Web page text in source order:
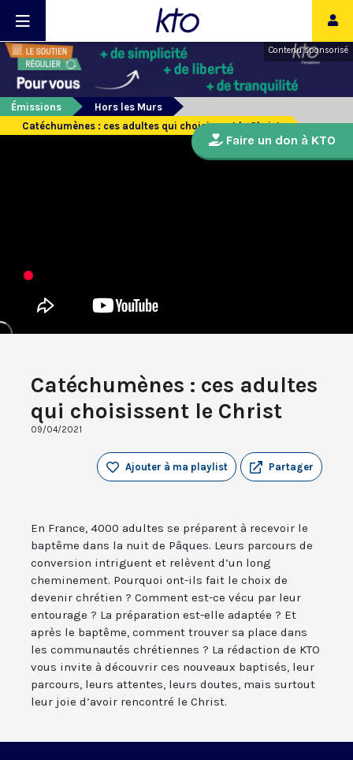
Contenu sponsorisé
Émissions
Hors les Murs
Catéchumènes : ces adultes qui choisissent le Christ
Catéchumènes : ces adultes
qui choisissent le Christ
09/04/2021
Partager
Ajouter à ma playlist
En France, 4000 adultes se préparent à recevoir le
baptême dans la nuit de Pâques. Leurs parcours de
conversion intriguent et relèvent d’un long
cheminement. Pourquoi ont-ils fait le choix de
devenir chrétien ? Comment est-ce vécu par leur
entourage ? La préparation est-elle adaptée ? Et
après le baptême, comment trouver sa place dans
les communautés chrétiennes ? La rédaction de KTO
vous invite à découvrir ces nouveaux baptisés, leur
parcours, leurs attentes, leurs doutes, mais surtout
leur joie d’avoir rencontré le Christ.
Faire un don à KTO